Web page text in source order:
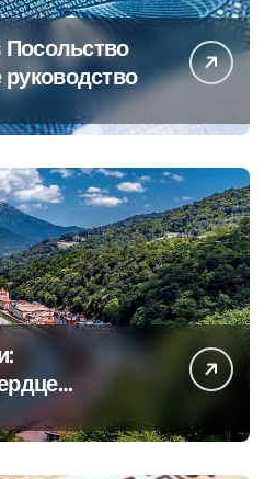
Посольство